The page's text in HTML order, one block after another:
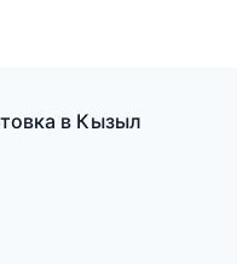
в Кызыл